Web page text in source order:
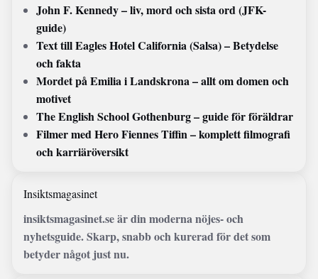
John F. Kennedy – liv, mord och sista ord (JFK-
guide)
Text till Eagles Hotel California (Salsa) – Betydelse
och fakta
Mordet på Emilia i Landskrona – allt om domen och
motivet
The English School Gothenburg – guide för föräldrar
Filmer med Hero Fiennes Tiffin – komplett filmografi
och karriäröversikt
Insiktsmagasinet
insiktsmagasinet.se är din moderna nöjes- och
nyhetsguide. Skarp, snabb och kurerad för det som
betyder något just nu.